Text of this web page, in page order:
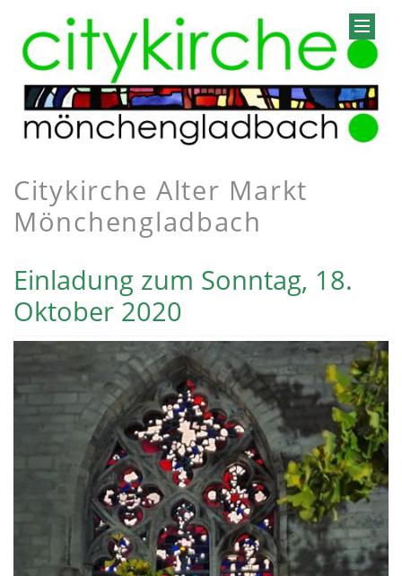
Citykirche Alter Markt
Mönchengladbach
Einladung zum Sonntag, 18.
Oktober 2020